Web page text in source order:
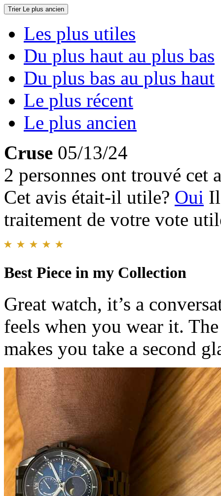
Trier Le plus ancien
Les plus utiles
Du plus haut au plus bas
Du plus bas au plus haut
Le plus récent
Le plus ancien
Cruse 05/13/24
2 personnes ont trouvé cet
Cet avis était-il utile? Oui
traitement de votre vote
Best Piece in my Collection
Great watch, it’s a
feels when you wear it.
makes you take a second